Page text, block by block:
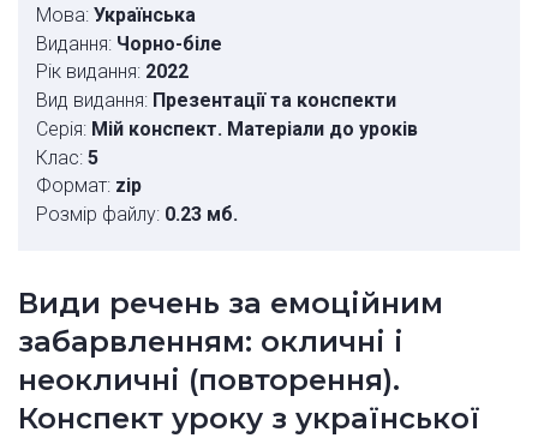
Мова: Українська
Видання: Чорно-біле
Рік видання: 2022
Вид видання: Презентації та конспекти
Серія: Мій конспект. Матеріали до уроків
Клас: 5
Формат: zip
Розмір файлу: 0.23 мб.
Види речень за емоційним
забарвленням: окличні і
неокличні (повторення).
Конспект уроку з української